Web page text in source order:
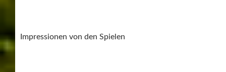
Impressionen von den Spielen